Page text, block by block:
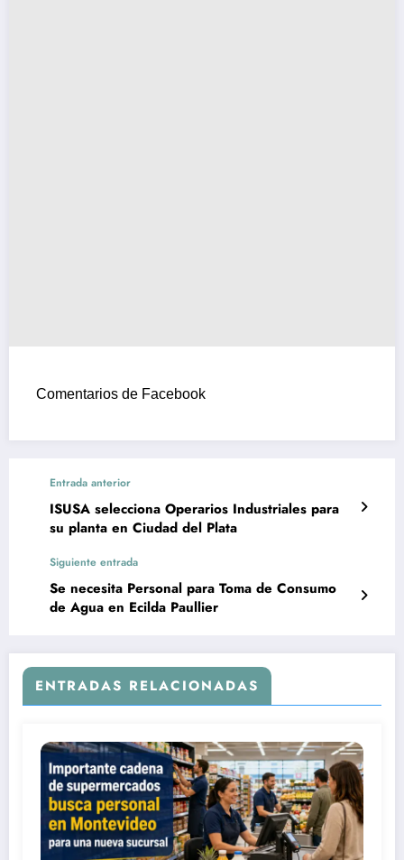
Comentarios de Facebook
Entrada anterior
ISUSA selecciona Operarios Industriales para
su planta en Ciudad del Plata
Siguiente entrada
Se necesita Personal para Toma de Consumo
de Agua en Ecilda Paullier
ENTRADAS RELACIONADAS